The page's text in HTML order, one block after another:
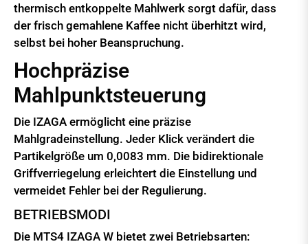
thermisch entkoppelte Mahlwerk sorgt dafür, dass
der frisch gemahlene Kaffee nicht überhitzt wird,
selbst bei hoher Beanspruchung.
Hochpräzise
Mahlpunktsteuerung
Die IZAGA ermöglicht eine präzise
Mahlgradeinstellung. Jeder Klick verändert die
Partikelgröße um 0,0083 mm. Die bidirektionale
Griffverriegelung erleichtert die Einstellung und
vermeidet Fehler bei der Regulierung.
BETRIEBSMODI
Die MTS4 IZAGA W bietet zwei Betriebsarten: